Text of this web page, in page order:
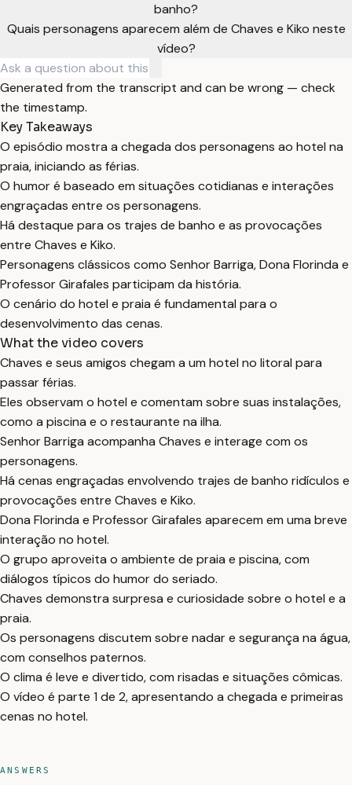
banho?
Quais personagens aparecem além de Chaves e Kiko neste
vídeo?
Generated from the transcript and can be wrong — check
the timestamp.
Key Takeaways
O episódio mostra a chegada dos personagens ao hotel na
praia, iniciando as férias.
O humor é baseado em situações cotidianas e interações
engraçadas entre os personagens.
Há destaque para os trajes de banho e as provocações
entre Chaves e Kiko.
Personagens clássicos como Senhor Barriga, Dona Florinda e
Professor Girafales participam da história.
O cenário do hotel e praia é fundamental para o
desenvolvimento das cenas.
What the video covers
Chaves e seus amigos chegam a um hotel no litoral para
passar férias.
Eles observam o hotel e comentam sobre suas instalações,
como a piscina e o restaurante na ilha.
Senhor Barriga acompanha Chaves e interage com os
personagens.
Há cenas engraçadas envolvendo trajes de banho ridículos e
provocações entre Chaves e Kiko.
Dona Florinda e Professor Girafales aparecem em uma breve
interação no hotel.
O grupo aproveita o ambiente de praia e piscina, com
diálogos típicos do humor do seriado.
Chaves demonstra surpresa e curiosidade sobre o hotel e a
praia.
Os personagens discutem sobre nadar e segurança na água,
com conselhos paternos.
O clima é leve e divertido, com risadas e situações cômicas.
O vídeo é parte 1 de 2, apresentando a chegada e primeiras
cenas no hotel.
ANSWERS